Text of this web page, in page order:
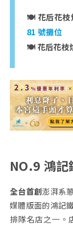
🍽️ 花后花枝
81 號攤位
🍽️ 花后花枝
NO.9 鴻記
全台首創澎湃系
媒體版面的鴻記
排隊名店之一。